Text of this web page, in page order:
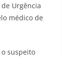
Urgência
médico de
suspeito